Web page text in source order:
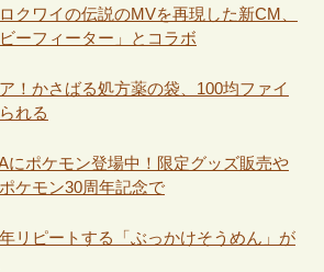
クワイの伝説のMVを再現した新CM、
ーフィーター」とコラボ
！かさばる処方薬の袋、100均ファイ
れる
にポケモン登場中！限定グッズ販売や
ケモン30周年記念で
リピートする「ぶっかけそうめん」が